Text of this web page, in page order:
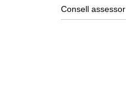
Consell assessor